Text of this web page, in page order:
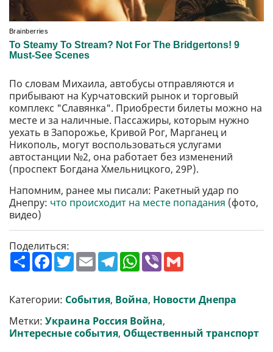
По словам Михаила, автобусы отправляются и
прибывают на Курчатовский рынок и торговый
комплекс "Славянка". Приобрести билеты можно на
месте и за наличные. Пассажиры, которым нужно
уехать в Запорожье, Кривой Рог, Марганец и
Никополь, могут воспользоваться услугами
автостанции №2, она работает без изменений
(проспект Богдана Хмельницкого, 29Р).
Напомним, ранее мы писали: Ракетный удар по
Днепру: что происходит на месте попадания (фото,
видео)
Поделиться:
П
о
р
и
т
и
F
a
b
o
o
k
T
w
t
e
r
E
m
l
T
e
g
r
a
m
W
h
s
A
p
p
V
r l
Категории: События, Война, Новости Днепра
Метки: Украина Россия Война,
Интересные события, Общественный транспорт